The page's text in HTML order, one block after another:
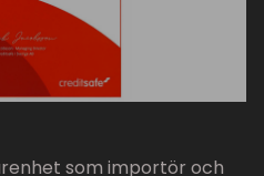
som importör och